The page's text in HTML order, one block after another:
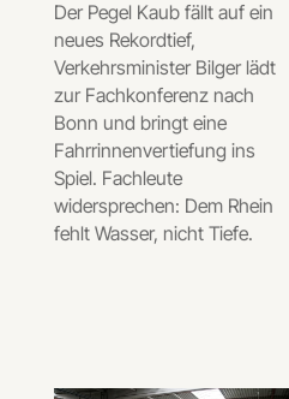
Der Pegel Kaub fällt auf ein
neues Rekordtief,
Verkehrsminister Bilger lädt
zur Fachkonferenz nach
Bonn und bringt eine
Fahrrinnenvertiefung ins
Spiel. Fachleute
widersprechen: Dem Rhein
fehlt Wasser, nicht Tiefe.